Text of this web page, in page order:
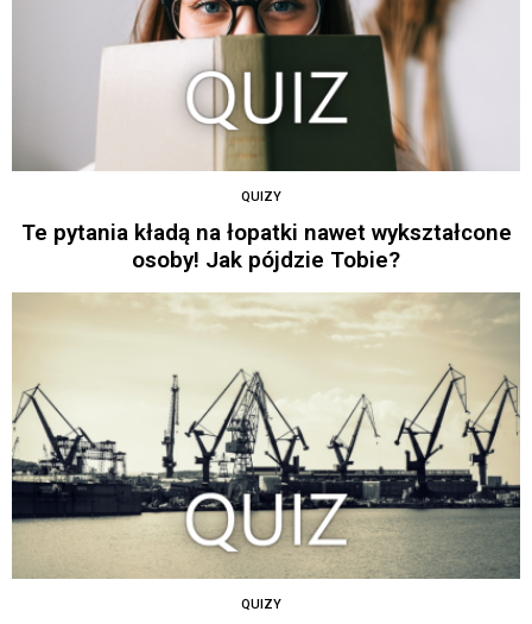
QUIZY
Te pytania kładą na łopatki nawet wykształcone
osoby! Jak pójdzie Tobie?
QUIZY